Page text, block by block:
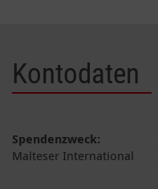
Kontodaten
Spendenzweck:
Malteser International